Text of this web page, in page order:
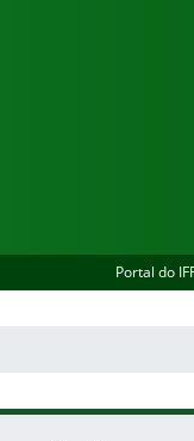
Portal do